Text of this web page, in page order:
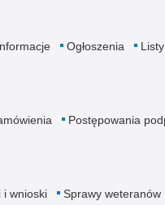
Ogłoszenia
Postępowania
i wnioski Sprawy weteranów